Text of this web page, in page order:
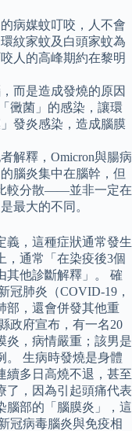
病媒蚊叮咬，人不會
紋家蚊及白頭家蚊為
人的高峰期約在黎明
而是造成發燒的原因
黴菌」的感染，讓環
發炎感染，造成腦膜
解釋，Omicron與腸病
腦炎集中在腦幹，但
較分散——並非一定在
最大的不同。
義，這種症狀通常發生
，通常「在染疫後3個
其他診斷解釋」。 確
冠肺炎（COVID-19，
部，還會併發其他重
政府宣布，有一名20
炎，病情嚴重；該男是
。 生病時發燒是身體
續多日高燒不退，甚至
了，因為引起頭痛代表
腦部的「腦膜炎」，這
冠病毒腦炎與免疫相